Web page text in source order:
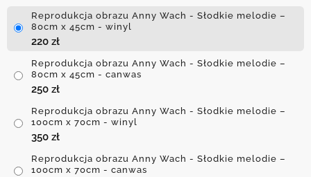
Reprodukcja obrazu Anny Wach - Słodkie melodie –
80cm x 45cm - winyl
220 zł
Reprodukcja obrazu Anny Wach - Słodkie melodie –
80cm x 45cm - canwas
250 zł
Reprodukcja obrazu Anny Wach - Słodkie melodie –
100cm x 70cm - winyl
350 zł
Reprodukcja obrazu Anny Wach - Słodkie melodie –
100cm x 70cm - canwas